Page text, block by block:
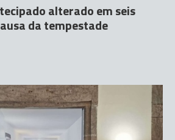
alterado em seis
da tempestade